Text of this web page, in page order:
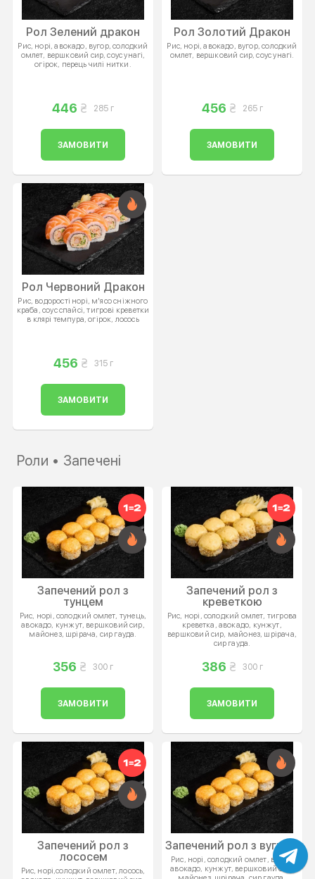
Рол Зелений дракон
Рис, норі, авокадо, вугор, солодкий
омлет, вершковий сир, соус унагі,
огірок, перець чилі нитки.
446 285 г
ЗАМОВИТИ
Рол Золотий Дракон
Рис, норі, авокадо, вугор, солодкий
омлет, вершковий сир, соус унагі.
456 265 г
ЗАМОВИТИ
Рол Червоний Дракон
Рис, водорості норі, м'ясо сніжного
краба, соус спайсі, тигрові креветки
в клярі темпура, огірок, лосось
456 315 г
ЗАМОВИТИ
Роли • Запечені
Запечений рол з
тунцем
Рис, норі, солодкий омлет, тунець,
авокадо, кунжут, вершковий сир,
майонез, шрірача, сир гауда.
356 300 г
ЗАМОВИТИ
Запечений рол з
креветкою
Рис, норі, солодкий омлет, тигрова
креветка, авокадо, кунжут,
вершковий сир, майонез, шрірача,
сир гауда.
386 300 г
ЗАМОВИТИ
Запечений рол з
лососем
Рис, норі,солодкий омлет, лосось,
Запечений рол з вугром
Рис, норі, солодкий омлет, вугор,
авокадо, кунжут, вершковий сир,